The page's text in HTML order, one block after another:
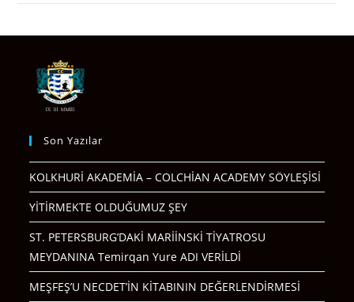
Son Yazılar
KOLKHURİ AKADEMİA – COLCHİAN ACADEMY SÖYLEŞİSİ
YİTİRMEKTE OLDUĞUMUZ ŞEY
ST. PETERSBURG’DAKİ MARİİNSKİ TİYATROSU
MEYDANINA Temirqan Yure ADI VERİLDİ
MEŞFEŞ’U NECDET’İN KİTABININ DEĞERLENDİRMESİ